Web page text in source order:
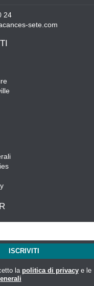
24
sete.com
la politica di privacye le